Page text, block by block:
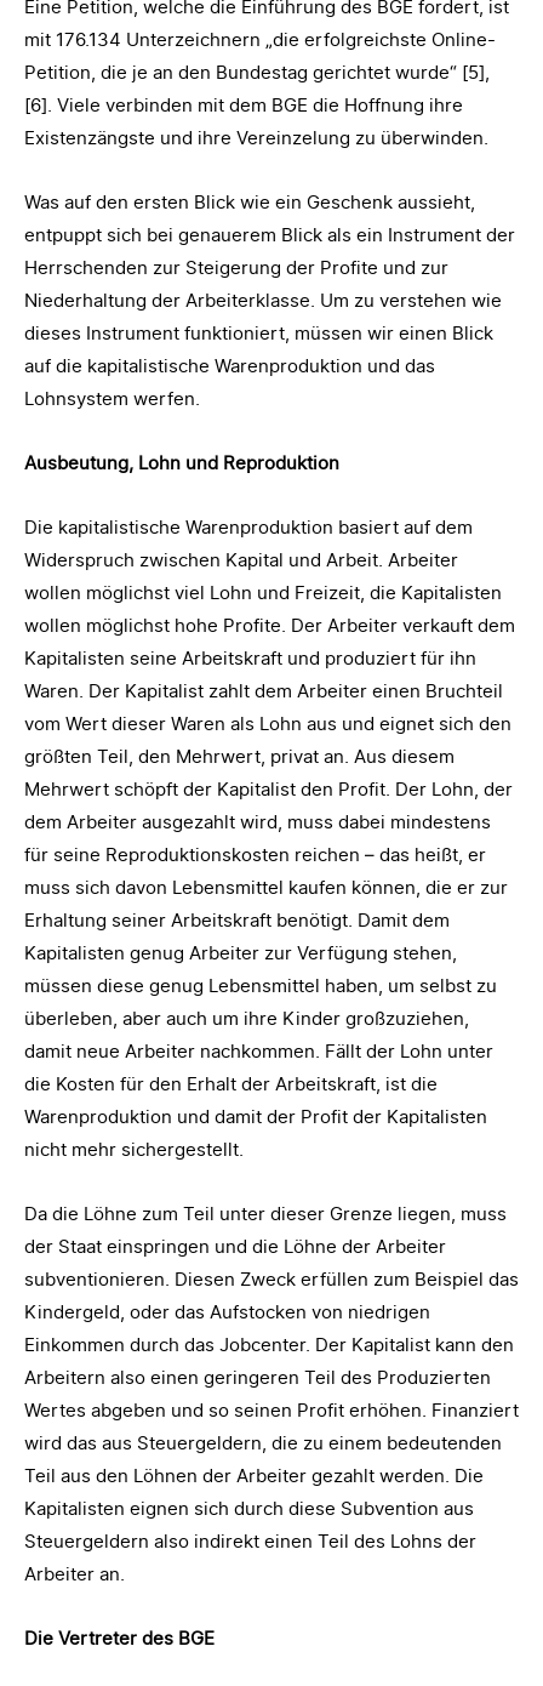
Eine Petition, welche die Einführung des BGE fordert, ist
mit 176.134 Unterzeichnern „die erfolgreichste Online-
Petition, die je an den Bundestag gerichtet wurde“ [5],
[6]. Viele verbinden mit dem BGE die Hoffnung ihre
Existenzängste und ihre Vereinzelung zu überwinden.
Was auf den ersten Blick wie ein Geschenk aussieht,
entpuppt sich bei genauerem Blick als ein Instrument der
Herrschenden zur Steigerung der Profite und zur
Niederhaltung der Arbeiterklasse. Um zu verstehen wie
dieses Instrument funktioniert, müssen wir einen Blick
auf die kapitalistische Warenproduktion und das
Lohnsystem werfen.
Ausbeutung, Lohn und Reproduktion
Die kapitalistische Warenproduktion basiert auf dem
Widerspruch zwischen Kapital und Arbeit. Arbeiter
wollen möglichst viel Lohn und Freizeit, die Kapitalisten
wollen möglichst hohe Profite. Der Arbeiter verkauft dem
Kapitalisten seine Arbeitskraft und produziert für ihn
Waren. Der Kapitalist zahlt dem Arbeiter einen Bruchteil
vom Wert dieser Waren als Lohn aus und eignet sich den
größten Teil, den Mehrwert, privat an. Aus diesem
Mehrwert schöpft der Kapitalist den Profit. Der Lohn, der
dem Arbeiter ausgezahlt wird, muss dabei mindestens
für seine Reproduktionskosten reichen – das heißt, er
muss sich davon Lebensmittel kaufen können, die er zur
Erhaltung seiner Arbeitskraft benötigt. Damit dem
Kapitalisten genug Arbeiter zur Verfügung stehen,
müssen diese genug Lebensmittel haben, um selbst zu
überleben, aber auch um ihre Kinder großzuziehen,
damit neue Arbeiter nachkommen. Fällt der Lohn unter
die Kosten für den Erhalt der Arbeitskraft, ist die
Warenproduktion und damit der Profit der Kapitalisten
nicht mehr sichergestellt.
Da die Löhne zum Teil unter dieser Grenze liegen, muss
der Staat einspringen und die Löhne der Arbeiter
subventionieren. Diesen Zweck erfüllen zum Beispiel das
Kindergeld, oder das Aufstocken von niedrigen
Einkommen durch das Jobcenter. Der Kapitalist kann den
Arbeitern also einen geringeren Teil des Produzierten
Wertes abgeben und so seinen Profit erhöhen. Finanziert
wird das aus Steuergeldern, die zu einem bedeutenden
Teil aus den Löhnen der Arbeiter gezahlt werden. Die
Kapitalisten eignen sich durch diese Subvention aus
Steuergeldern also indirekt einen Teil des Lohns der
Arbeiter an.
Die Vertreter des BGE